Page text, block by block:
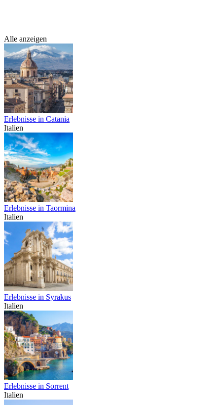
Alle anzeigen
Erlebnisse in Catania
Italien
Erlebnisse in Taormina
Italien
Erlebnisse in Syrakus
Italien
Erlebnisse in Sorrent
Italien